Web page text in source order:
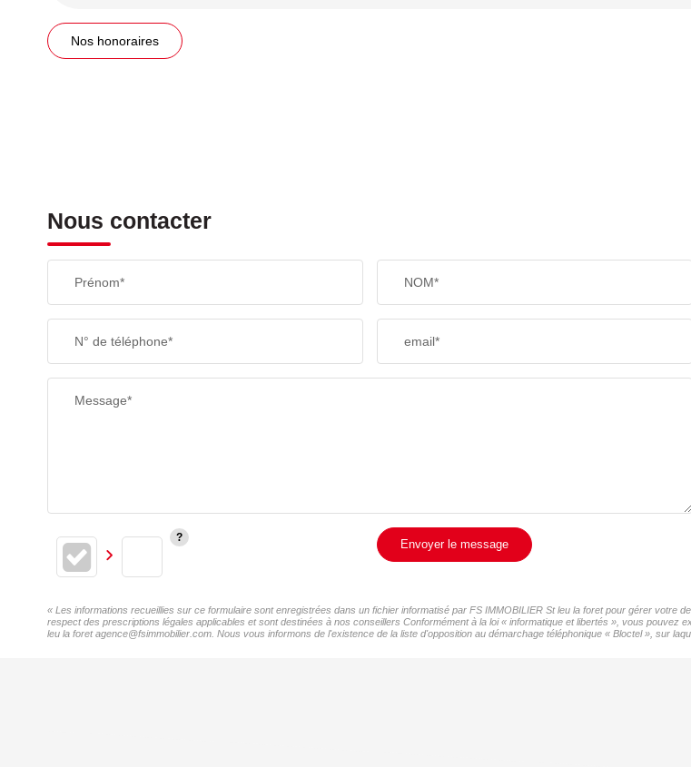
Nos honoraires
Nous contacter
Prénom* NOM*
N° de téléphone* email*
Message*
Envoyer le message
« Les informations recueillies sur ce formulaire sont enregistrées dans un fichier informatisé par FS IMMOBILIER St leu la foret pour gérer votre
respect des prescriptions légales applicables et sont destinées à nos conseillers Conformément à la loi « informatique et libertés », vous
leu la foret agence@fsimmobilier.com. Nous vous informons de l'existence de la liste d'opposition au démarchage téléphonique « Bloctel », sur